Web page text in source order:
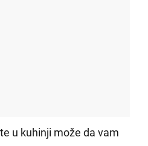
u kuhinji može da vam